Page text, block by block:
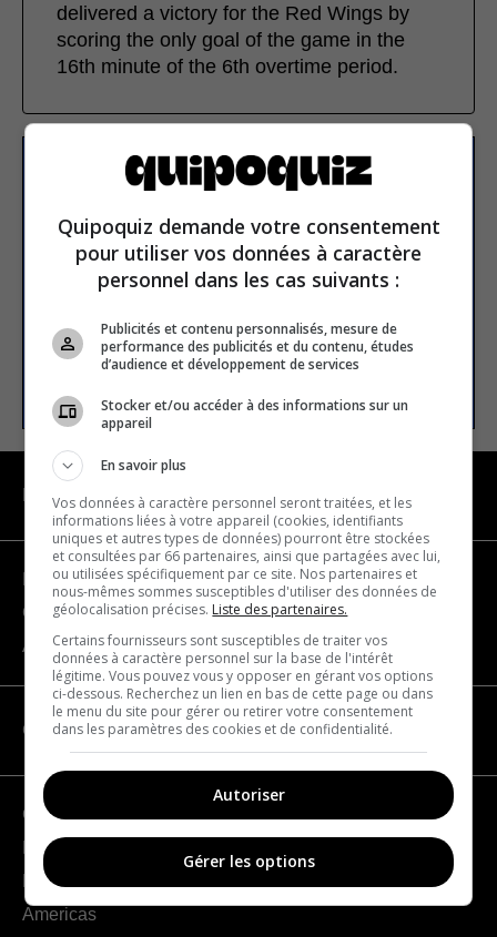
delivered a victory for the Red Wings by
scoring the only goal of the game in the
16th minute of the 6th overtime period.
Subscribe to our
newsletter
Email address
SUBSCRIBE
NAVIGATION
Become a partner
Contact us
About us
CATEGORIES
Geography
France
Europe
Americas
Quipoquiz demande votre consentement
pour utiliser vos données à caractère
personnel dans les cas suivants :
Publicités et contenu personnalisés, mesure de
performance des publicités et du contenu, études
d’audience et développement de services
Stocker et/ou accéder à des informations sur un
appareil
En savoir plus
Vos données à caractère personnel seront traitées, et les
informations liées à votre appareil (cookies, identifiants
uniques et autres types de données) pourront être stockées
et consultées par 66 partenaires, ainsi que partagées avec lui,
ou utilisées spécifiquement par ce site. Nos partenaires et
nous-mêmes sommes susceptibles d'utiliser des données de
géolocalisation précises. Liste des partenaires.
Certains fournisseurs sont susceptibles de traiter vos
données à caractère personnel sur la base de l'intérêt
légitime. Vous pouvez vous y opposer en gérant vos options
ci-dessous. Recherchez un lien en bas de cette page ou dans
le menu du site pour gérer ou retirer votre consentement
dans les paramètres des cookies et de confidentialité.
Autoriser
Gérer les options